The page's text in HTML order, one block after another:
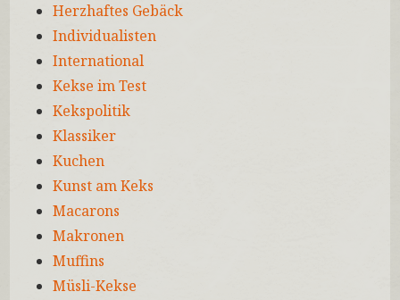
Herzhaftes Gebäck
Individualisten
International
Kekse im Test
Kekspolitik
Klassiker
Kuchen
Kunst am Keks
Macarons
Makronen
Muffins
Müsli-Kekse